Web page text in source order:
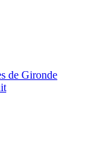
de Gironde